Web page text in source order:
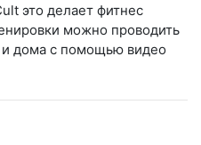
это делает фитнес
можно проводить
и дома с помощью видео